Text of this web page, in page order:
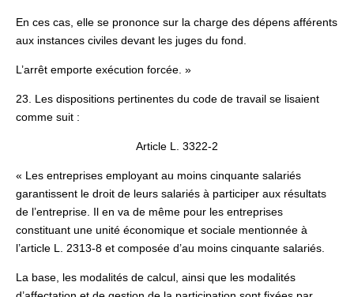
En ces cas, elle se prononce sur la charge des dépens afférents
aux instances civiles devant les juges du fond.
L’arrêt emporte exécution forcée. »
23. Les dispositions pertinentes du code de travail se lisaient
comme suit :
Article L. 3322-2
« Les entreprises employant au moins cinquante salariés
garantissent le droit de leurs salariés à participer aux résultats
de l’entreprise. Il en va de même pour les entreprises
constituant une unité économique et sociale mentionnée à
l’article L. 2313-8 et composée d’au moins cinquante salariés.
La base, les modalités de calcul, ainsi que les modalités